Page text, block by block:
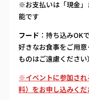
※お支払いは「現金」
能です
フード ：持ち込みOK
好きなお食事をご用
ものはご遠慮ください）
※イベントに参加さ
料）をお申し込みくだ